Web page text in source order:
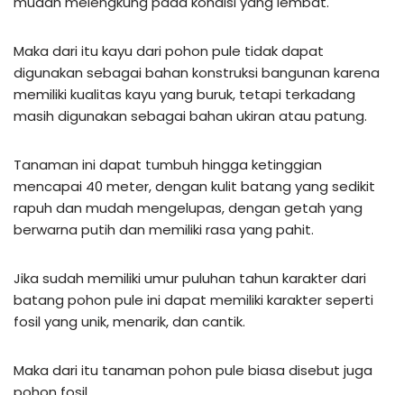
Maka dari itu kayu dari pohon pule tidak dapat
digunakan sebagai bahan konstruksi bangunan karena
memiliki kualitas kayu yang buruk, tetapi terkadang
masih digunakan sebagai bahan ukiran atau patung.
Tanaman ini dapat tumbuh hingga ketinggian
mencapai 40 meter, dengan kulit batang yang sedikit
rapuh dan mudah mengelupas, dengan getah yang
berwarna putih dan memiliki rasa yang pahit.
Jika sudah memiliki umur puluhan tahun karakter dari
batang pohon pule ini dapat memiliki karakter seperti
fosil yang unik, menarik, dan cantik.
Maka dari itu tanaman pohon pule biasa disebut juga